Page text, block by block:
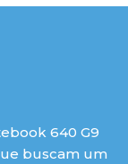
640 G9
buscam um